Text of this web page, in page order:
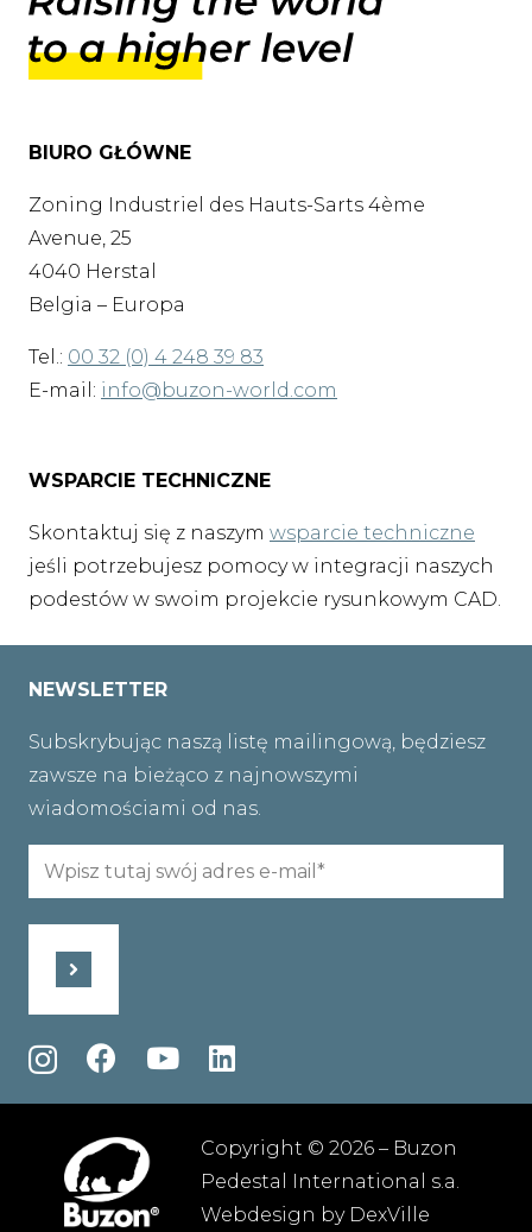
BIURO GŁÓWNE
Zoning Industriel des Hauts-Sarts 4ème
Avenue, 25
4040 Herstal
Belgia – Europa
Tel.: 00 32 (0) 4 248 39 83
E-mail: info@buzon-world.com
WSPARCIE TECHNICZNE
Skontaktuj się z naszym wsparcie techniczne
jeśli potrzebujesz pomocy w integracji naszych
podestów w swoim projekcie rysunkowym CAD.
NEWSLETTER
Subskrybując naszą listę mailingową, będziesz
zawsze na bieżąco z najnowszymi
wiadomościami od nas.
Email
(wymagane)
Copyright © 2026 – Buzon
Pedestal International s.a.
Webdesign by DexVille